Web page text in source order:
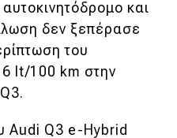
και
δεν ξεπέρασε
του
6 lt/100 km στην
Audi Q3 e-Hybrid